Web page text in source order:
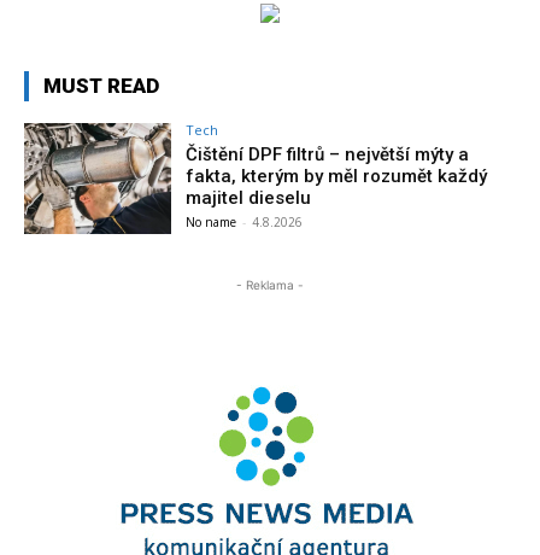
MUST READ
Tech
Čištění DPF filtrů – největší mýty a
fakta, kterým by měl rozumět každý
majitel dieselu
No name - 4.8.2026
- Reklama -